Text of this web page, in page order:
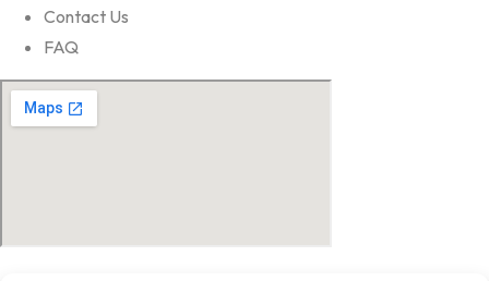
Contact Us
FAQ